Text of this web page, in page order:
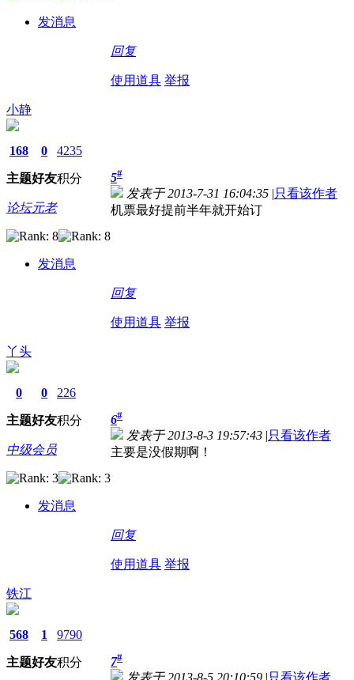
发消息
回复
使用道具 举报
小静
168
主题
0
好友
4235
积分
论坛元老
发消息
5#
发表于 2013-7-31 16:04:35 |只看该作者
机票最好提前半年就开始订
回复
使用道具 举报
丫头
0
主题
0
好友
226
积分
中级会员
发消息
6#
发表于 2013-8-3 19:57:43 |只看该作者
主要是没假期啊！
回复
使用道具 举报
铁江
568
主题
1
好友
9790
积分 7#